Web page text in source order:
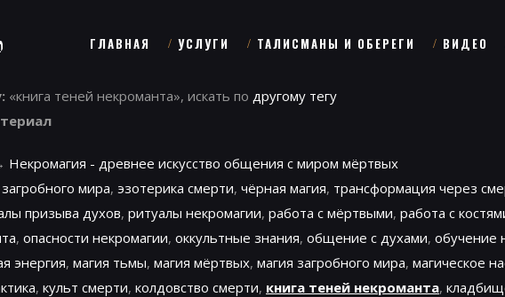
ГЛАВНАЯ УСЛУГИ ТАЛИСМАНЫ И ОБЕРЕГИ ВИДЕО
«книга теней некроманта», искать по другому тегу
Некромагия - древнее искусство общения с миром мёртвых
мира, эзотерика смерти, чёрная магия, трансформация через
призыва духов, ритуалы некромагии, работа с мёртвыми, работа с
, опасности некромагии, оккультные знания, общение с духами, обучение
энергия, магия тьмы, магия мёртвых, магия загробного мира, магическое
, культ смерти, колдовство смерти, книга теней некроманта,